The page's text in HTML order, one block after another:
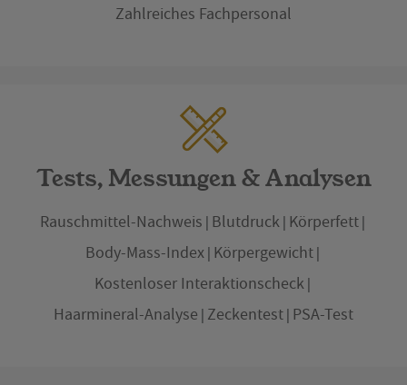
Zahlreiches Fachpersonal
Tests, Messungen & Analysen
Rauschmittel-Nachweis Blutdruck Körperfett
Body-Mass-Index Körpergewicht
Kostenloser Interaktionscheck
Haarmineral-Analyse Zeckentest PSA-Test